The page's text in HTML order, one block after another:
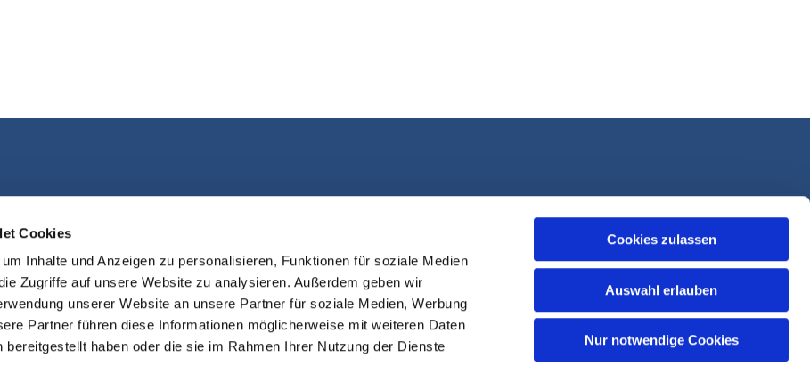
Cookies
Inhalte und Anzeigen zu personalisieren, Funktionen für soziale Medien
Zugriffe auf unsere Website zu analysieren. Außerdem geben wir
unserer Website an unsere Partner für soziale Medien, Werbung
Partner führen diese Informationen möglicherweise mit weiteren Daten
bereitgestellt haben oder die sie im Rahmen Ihrer Nutzung der Dienste
Cookies zulassen
Auswahl erlauben
Nur notwendige Cookies